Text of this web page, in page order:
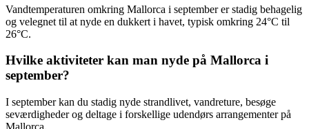
Vandtemperaturen omkring Mallorca i september er stadig behagelig
og velegnet til at nyde en dukkert i havet, typisk omkring 24°C til
26°C.
Hvilke aktiviteter kan man nyde på Mallorca i
september?
I september kan du stadig nyde strandlivet, vandreture, besøge
seværdigheder og deltage i forskellige udendørs arrangementer på